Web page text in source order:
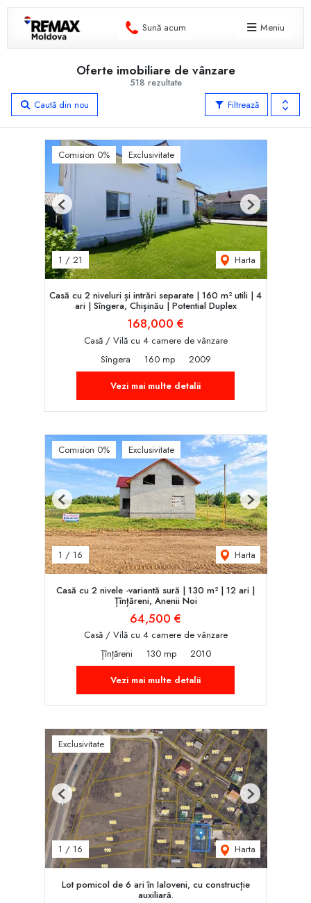
Sună acum Meniu
518 rezultate
Oferte imobiliare de vânzare
Filtrează
Caută din nou
Comision 0% Exclusivitate
1 / 21 Harta
Previous Next
Casă cu 2 niveluri și intrări separate | 160 m² utili | 4
ari | Sîngera, Chișinău | Potent‌ial Duplex
168,000 €
Casă / Vilă cu 4 camere de vânzare
Sîngera
160 mp
2009
Vezi mai multe detalii
Comision 0% Exclusivitate
1 / 16 Harta
Previous Next
Casă cu 2 nivele -variantă sură | 130 m² | 12 ari |
Țînțăreni, Anenii Noi
64,500 €
Casă / Vilă cu 4 camere de vânzare
Țînțăreni
130 mp
2010
Vezi mai multe detalii
Exclusivitate
1 / 16 Harta
Previous Next
Lot pomicol de 6 ari în Ialoveni, cu construcție
auxiliară.